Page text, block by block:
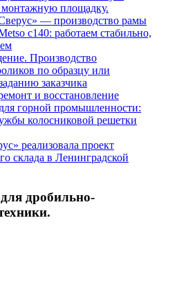
монтажную площадку.
— производство рамы
c140: работаем стабильно,
Производство
по образцу или
заказчика
и восстановление
горной промышленности:
колосниковой решетки
реализовала проект
склада в Ленинградской
дробильно-